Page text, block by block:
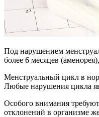
Под нарушением
более 6 месяцев
Менструальный цикл в
Любые нарушения цикла
Особого внимания
отклонений в организме